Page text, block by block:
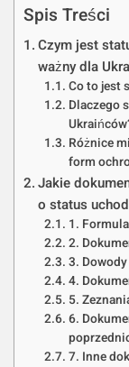
Spis Treści
Czym jest
ważny dla
Co to jest
Dlaczego
Różnice
form
Jakie
o status
1.
2.
3.
4.
5.
6.
7. Inne